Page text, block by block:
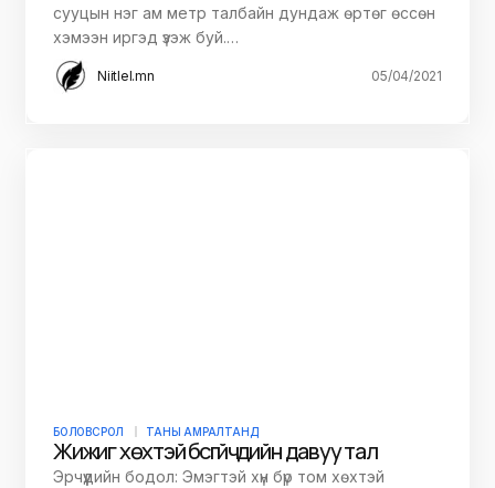
сууцын нэг ам метр талбайн дундаж өртөг өссөн
хэмээн иргэд үзэж буй.…
Niitlel.mn 05/04/2021
БОЛОВСРОЛ ТАНЫ АМРАЛТАНД
Жижиг хөхтэй бүсгүйчүүдийн давуу тал
Эрчүүдийн бодол: Эмэгтэй хүн бүр том хөхтэй